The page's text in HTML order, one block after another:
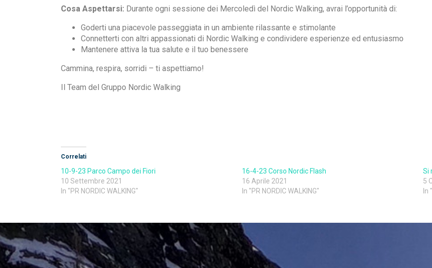
Cosa Aspettarsi: Durante ogni sessione dei Mercoledì del Nordic Walking, avrai l’opportunità di:
Goderti una piacevole passeggiata in un ambiente rilassante e stimolante
Connetterti con altri appassionati di Nordic Walking e condividere esperienze ed entusiasmo
Mantenere attiva la tua salute e il tuo benessere
Cammina, respira, sorridi – ti aspettiamo!
Il Team del Gruppo Nordic Walking
Correlati
10-9-23 Parco Campo dei Fiori
10 Settembre 2021
In "PR NORDIC WALKING"
16-4-23 Corso Nordic Flash
16 Aprile 2021
In "PR NORDIC WALKING"
Si
5
In